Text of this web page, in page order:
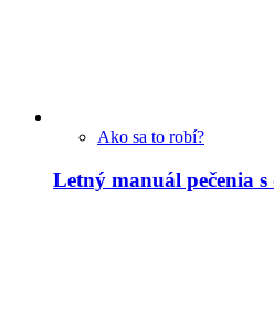
Ako sa to robí?
Letný manuál pečenia